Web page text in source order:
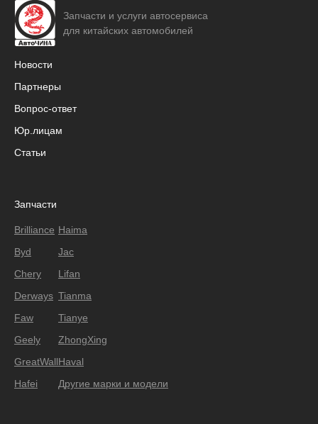
Запчасти и услуги автосервиса
для китайских автомобилей
Новости
Партнеры
Вопрос-ответ
Юр.лицам
Статьи
Запчасти
Brilliance
Byd
Chery
Derways
Faw
Geely
GreatWall
Hafei
Haima
Jac
Lifan
Tianma
Tianye
ZhongXing
Haval
Другие марки и модели